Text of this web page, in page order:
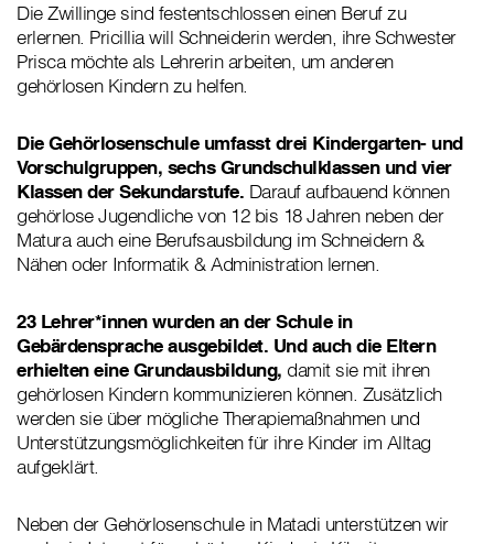
Die Zwillinge sind festentschlossen einen Beruf zu
erlernen. Pricillia will Schneiderin werden, ihre Schwester
Prisca möchte als Lehrerin arbeiten, um anderen
gehörlosen Kindern zu helfen.
Die Gehörlosenschule umfasst drei Kindergarten- und
Vorschulgruppen, sechs Grundschulklassen und vier
Klassen der Sekundarstufe. Darauf aufbauend können
gehörlose Jugendliche von 12 bis 18 Jahren neben der
Matura auch eine Berufsausbildung im Schneidern &
Nähen oder Informatik & Administration lernen.
23 Lehrer*innen wurden an der Schule in
Gebärdensprache ausgebildet. Und auch die Eltern
erhielten eine Grundausbildung, damit sie mit ihren
gehörlosen Kindern kommunizieren können. Zusätzlich
werden sie über mögliche Therapiemaßnahmen und
Unterstützungsmöglichkeiten für ihre Kinder im Alltag
aufgeklärt.
Neben der Gehörlosenschule in Matadi unterstützen wir